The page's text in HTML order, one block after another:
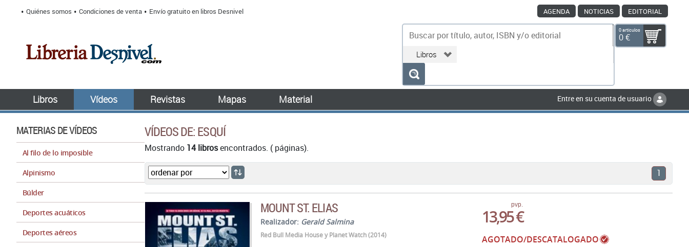
Quiénes somos Condiciones de venta Envío gratuito en libros Desnivel AGENDA NOTICIAS EDITORIAL
0 artículos
0 €
Libros Vídeos Revistas Mapas Material Entre en su cuenta de usuario
MATERIAS DE VÍDEOS
Al filo de lo imposible
Alpinismo
Búlder
Deportes acuáticos
Deportes aéreos
VÍDEOS DE: ESQUÍ
Mostrando 14 librosencontrados. ( páginas).
1
MOUNT ST. ELIAS
Realizador: Gerald Salmina
Red Bull Media House y Planet Watch (2014)
pvp.
13,95 €
AGOTADO/DESCATALOGADO